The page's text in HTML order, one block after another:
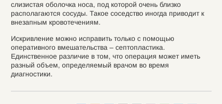
слизистая оболочка носа, под которой очень близко
располагаются сосуды. Такое соседство иногда приводит к
внезапным кровотечениям.
Искривление можно исправить только с помощью
оперативного вмешательства – септопластика.
Единственное различие в том, что операция может иметь
разный объем, определяемый врачом во время
диагностики.